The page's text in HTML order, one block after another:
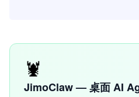
🦞
JimoClaw — 桌面 AI